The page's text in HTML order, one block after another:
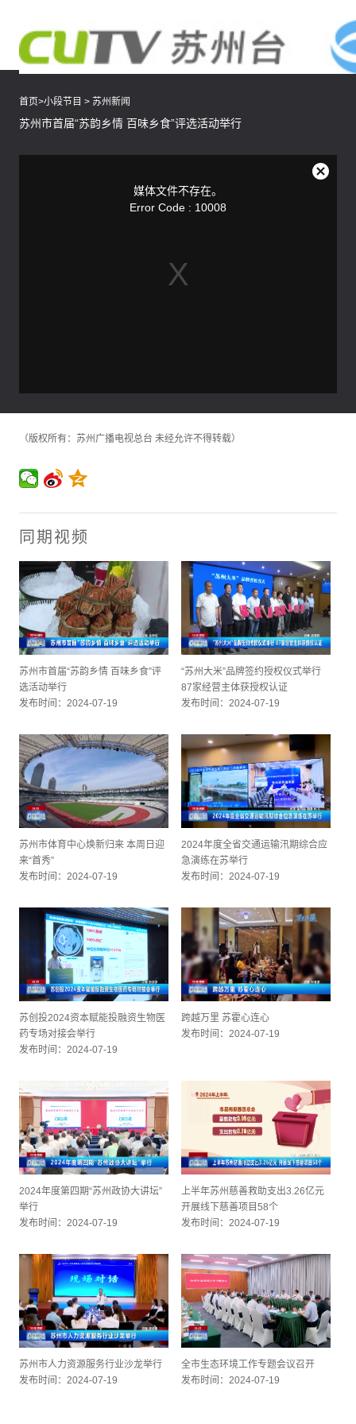
首页>小段节目 > 苏州新闻
苏州市首届“苏韵乡情 百味乡食”评选活动举行
媒体文件不存在。
Error Code : 10008
关
（版权所有：苏州广播电视总台 未经允许不得转载）
同期视频
苏州市首届“苏韵乡情 百味乡食”评
选活动举行
发布时间：2024-07-19
“苏州大米”品牌签约授权仪式举行
87家经营主体获授权认证
发布时间：2024-07-19
苏州市体育中心焕新归来 本周日迎
来“首秀”
发布时间：2024-07-19
2024年度全省交通运输汛期综合应
急演练在苏举行
发布时间：2024-07-19
苏创投2024资本赋能投融资生物医
药专场对接会举行
发布时间：2024-07-19
跨越万里 苏霍心连心
发布时间：2024-07-19
2024年度第四期“苏州政协大讲坛”
举行
发布时间：2024-07-19
上半年苏州慈善救助支出3.26亿元
开展线下慈善项目58个
发布时间：2024-07-19
苏州市人力资源服务行业沙龙举行
发布时间：2024-07-19
全市生态环境工作专题会议召开
发布时间：2024-07-19